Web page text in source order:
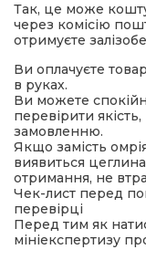
Так, це може
через комісію
отримуєте
Ви оплачуєте
в руках.
Ви можете
перевірити
замовленню.
Якщо замість
виявиться
отримання, не
Чек-лист перед
перевірці
Перед тим як
мініекспертизу